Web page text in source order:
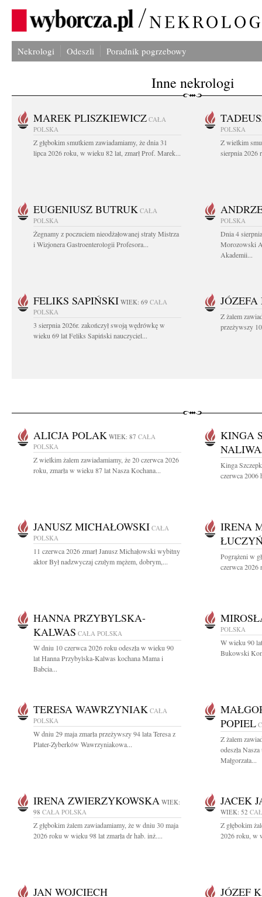
Nekrologi Odeszli Poradnik pogrzebowy
Inne nekrologi
MAREK PLISZKIEWICZ CAŁA
POLSKA
Z głębokim smutkiem zawiadamiamy, że dnia 31
lipca 2026 roku, w wieku 82 lat, zmarł Prof. Marek...
POLSKA
Z wielkim
sierpnia 2026
EUGENIUSZ BUTRUK CAŁA
POLSKA
Żegnamy z poczuciem nieodżałowanej straty Mistrza
i Wizjonera Gastroenterologii Profesora...
POLSKA
Dnia 4
Morozowski
Akademii...
FELIKS SAPIŃSKI WIEK: 69 CAŁA
POLSKA
3 sierpnia 2026r. zakończył swoją wędrówkę w
wieku 69 lat Feliks Sapiński nauczyciel...
Z żalem
przeżywszy
ALICJA POLAK WIEK: 87 CAŁA
POLSKA
Z wielkim żalem zawiadamiamy, że 20 czerwca 2026
roku, zmarła w wieku 87 lat Nasza Kochana...
KINGA
Kinga
czerwca 2006
JANUSZ MICHAŁOWSKI CAŁA
POLSKA
11 czerwca 2026 zmarł Janusz Michałowski wybitny
aktor Był nadzwyczaj czułym mężem, dobrym,...
IRENA
Pogrążeni w
czerwca 2026
HANNA PRZYBYLSKA-
KALWAS CAŁA POLSKA
W dniu 10 czerwca 2026 roku odeszła w wieku 90
lat Hanna Przybylska-Kalwas kochana Mama i
Babcia...
POLSKA
W wieku 90
Bukowski
TERESA WAWRZYNIAK CAŁA
POLSKA
W dniu 29 maja zmarła przeżywszy 94 lata Teresa z
Plater-Zyberków Wawrzyniakowa...
POPIEL
Z żalem
odeszła
Małgorzata...
IRENA ZWIERZYKOWSKA WIEK:
98 CAŁA POLSKA
Z głębokim żalem zawiadamiamy, że w dniu 30 maja
2026 roku w wieku 98 lat zmarła dr hab. inż....
JACEK
WIEK: 52
Z głębokim
2026 roku, w
JAN WOJCIECH
JÓZEF